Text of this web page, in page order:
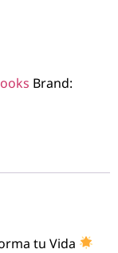
Brand:
tu Vida